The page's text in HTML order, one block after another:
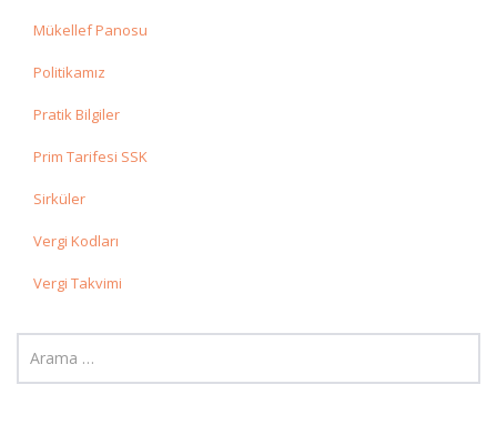
Mükellef Panosu
Politikamız
Pratik Bilgiler
Prim Tarifesi SSK
Sirküler
Vergi Kodları
Vergi Takvimi